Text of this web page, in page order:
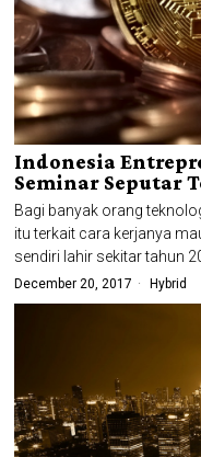
Indonesia
Seminar Seputar
Bagi banyak orang
itu terkait cara kerjanya
sendiri lahir sekitar tahun
December 20, 2017 Hybrid